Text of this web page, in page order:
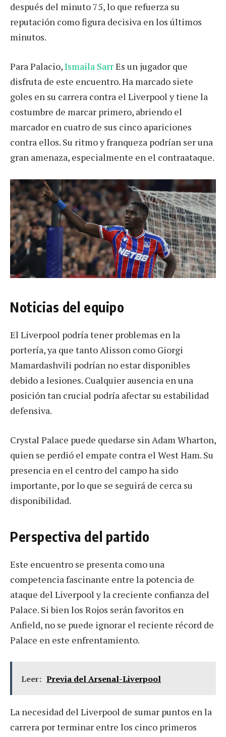
después del minuto 75, lo que refuerza su
reputación como figura decisiva en los últimos
minutos.
Para Palacio,Ismaila SarrEs un jugador que
disfruta de este encuentro. Ha marcado siete
goles en su carrera contra el Liverpool y tiene la
costumbre de marcar primero, abriendo el
marcador en cuatro de sus cinco apariciones
contra ellos. Su ritmo y franqueza podrían ser una
gran amenaza, especialmente en el contraataque.
Noticias del equipo
El Liverpool podría tener problemas en la
portería, ya que tanto Alisson como Giorgi
Mamardashvili podrían no estar disponibles
debido a lesiones. Cualquier ausencia en una
posición tan crucial podría afectar su estabilidad
defensiva.
Crystal Palace puede quedarse sin Adam Wharton,
quien se perdió el empate contra el West Ham. Su
presencia en el centro del campo ha sido
importante, por lo que se seguirá de cerca su
disponibilidad.
Perspectiva del partido
Este encuentro se presenta como una
competencia fascinante entre la potencia de
ataque del Liverpool y la creciente confianza del
Palace. Si bien los Rojos serán favoritos en
Anfield, no se puede ignorar el reciente récord de
Palace en este enfrentamiento.
Leer: Previa del Arsenal-Liverpool
La necesidad del Liverpool de sumar puntos en la
carrera por terminar entre los cinco primeros